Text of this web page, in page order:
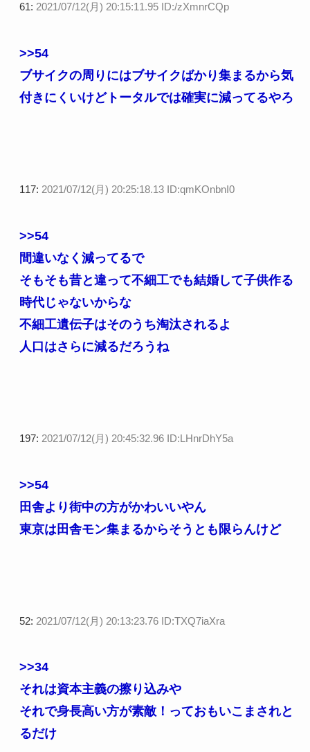
61: 2021/07/12(月) 20:15:11.95 ID:/zXmnrCQp
>>54
ブサイクの周りにはブサイクばかり集まるから気
付きにくいけどトータルでは確実に減ってるやろ
117: 2021/07/12(月) 20:25:18.13 ID:qmKOnbnI0
>>54
間違いなく減ってるで
そもそも昔と違って不細工でも結婚して子供作る
時代じゃないからな
不細工遺伝子はそのうち淘汰されるよ
人口はさらに減るだろうね
197: 2021/07/12(月) 20:45:32.96 ID:LHnrDhY5a
>>54
田舎より街中の方がかわいいやん
東京は田舎モン集まるからそうとも限らんけど
52: 2021/07/12(月) 20:13:23.76 ID:TXQ7iaXra
>>34
それは資本主義の擦り込みや
それで身長高い方が素敵！っておもいこまされと
るだけ